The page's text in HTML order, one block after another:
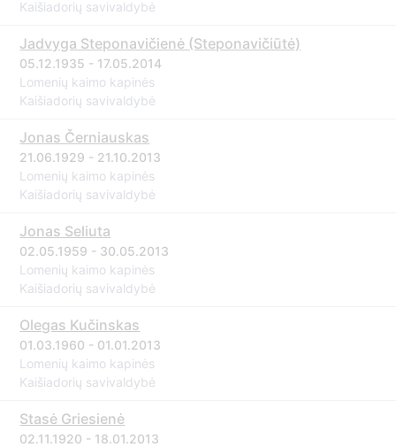
Kaišiadorių savivaldybė
Jadvyga Steponavičienė (Steponavičiūtė)
05.12.1935 - 17.05.2014
Lomenių kaimo kapinės
Kaišiadorių savivaldybė
Jonas Černiauskas
21.06.1929 - 21.10.2013
Lomenių kaimo kapinės
Kaišiadorių savivaldybė
Jonas Seliuta
02.05.1959 - 30.05.2013
Lomenių kaimo kapinės
Kaišiadorių savivaldybė
Olegas Kučinskas
01.03.1960 - 01.01.2013
Lomenių kaimo kapinės
Kaišiadorių savivaldybė
Stasė Griesienė
02.11.1920 - 18.01.2013